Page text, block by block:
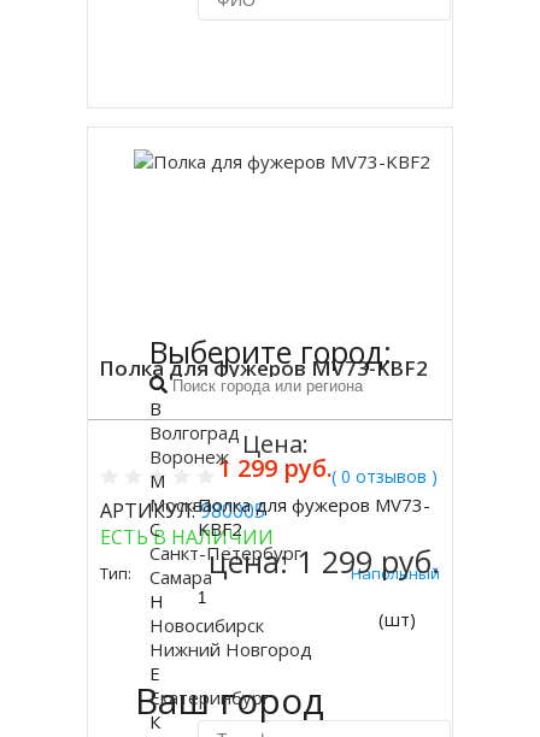
Полка для фужеров MV73-KBF2
( 0 отзывов )
АРТИКУЛ:980005
ЕСТЬ В НАЛИЧИИ
Тип: Напольный
Цена:
1 299 руб.
Купить
Полка для фужеров MV73-
KBF2
цена:1 299 руб.
(шт)
Ваш город
Выберите город:
В
Волгоград
Воронеж
М
Москва
С
Санкт-Петербург
Самара
Н
Новосибирск
Нижний Новгород
Е
Екатеринбург
К